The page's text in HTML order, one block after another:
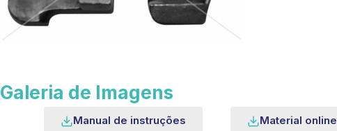
Galeria de Imagens
Manual de instruções Material online